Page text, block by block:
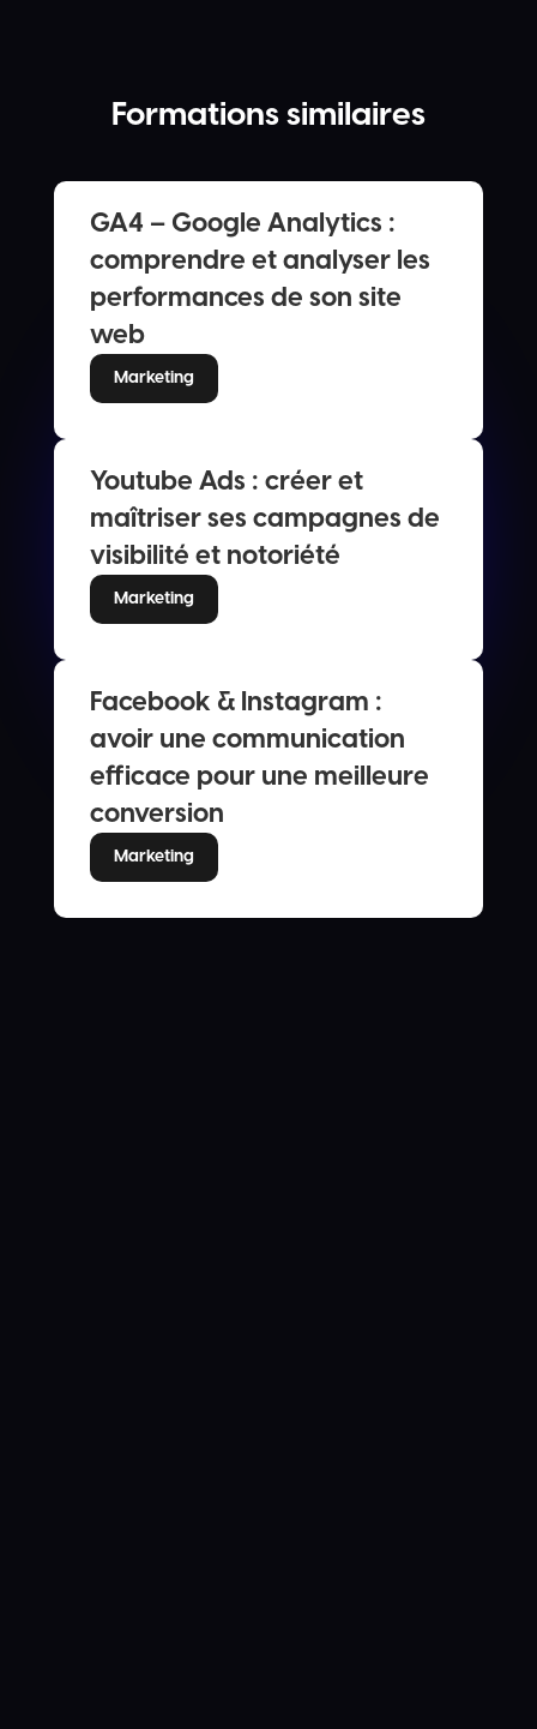
Formations similaires
GA4 – Google Analytics :
comprendre et analyser les
performances de son site
web
Marketing
Youtube Ads : créer et
maîtriser ses campagnes de
visibilité et notoriété
Marketing
Facebook & Instagram :
avoir une communication
efficace pour une meilleure
conversion
Marketing